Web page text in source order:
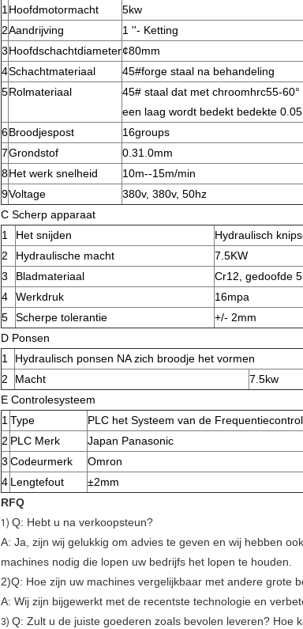
1Hoofdmotormacht
5kw
2Aandrijving
1 ''- Ketting
3Hoofdschachtdiameter¢80mm
4Schachtmateriaal
45#forge staal na behandeling
5Rolmateriaal
45# staal dat met chroomhrc55-
een laag wordt bedekt bedekte
6Broodjespost
16groups
7Grondstof
0.31.0mm
8Het werk snelheid
10m--15m/min
9Voltage
380v, 380v, 50hz
C Scherp apparaat
1
Het snijden
Hydraulisch
2
Hydraulische macht
7.5KW
3
Bladmateriaal
Cr12, gedoofde
4
Werkdruk
16mpa
5
Scherpe tolerantie
+/- 2mm
D Ponsen
1
Hydraulisch ponsen NA zich broodje het vormen
2
Macht
7.5kw
E Controlesysteem
1Type
PLC het Systeem van de
2 PLC Merk
Japan Panasonic
3 Codeurmerk
Omron
4 Lengtefout
±2mm
RFQ
1) Q: Hebt u na verkoopsteun?
A: Ja, zijn wij gelukkig om advies te geven en wij hebben
machines nodig die lopen uw bedrijfs het lopen te houden.
2)Q: Hoe zijn uw machines vergelijkbaar met andere grote
A: Wij zijn bijgewerkt met de recentste technologie en
3) Q: Zult u de juiste goederen zoals bevolen leveren? Hoe